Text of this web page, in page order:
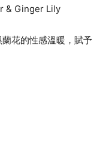
& Ginger Lily
花的性感溫暖，賦予